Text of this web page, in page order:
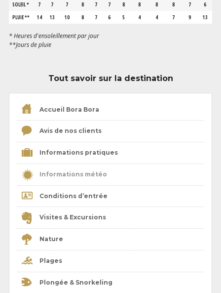
SOLEIL *
7 7 7 8 7 7 8 8 8 8 7
6
PLUIE **
14 13 10 8 7 6 5 4 4 7 9 13
* Heures d'ensoleillement par jour
**Jours de pluie
Tout savoir sur la destination
Accueil Bora Bora
Avis de nos clients
Informations pratiques
Informations météo
Conditions d’entrée
Visites & Excursions
Nature
Plages
Plongée & Snorkeling